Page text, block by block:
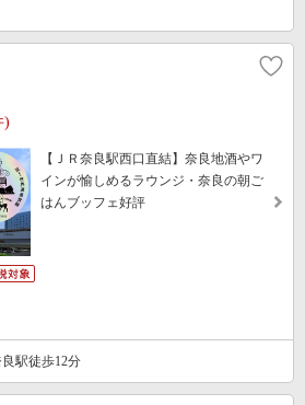
)
【ＪＲ奈良駅西口直結】奈良地酒やワ
インが愉しめるラウンジ・奈良の朝ご
はんブッフェ好評
駅徒歩12分